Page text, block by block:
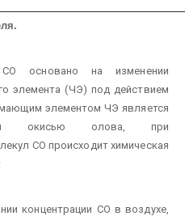
СО основано на изменении
элемента (ЧЭ) под действием
элементом ЧЭ является
окисью олова, при
СО происходит химическая
концентрации СО в воздухе,